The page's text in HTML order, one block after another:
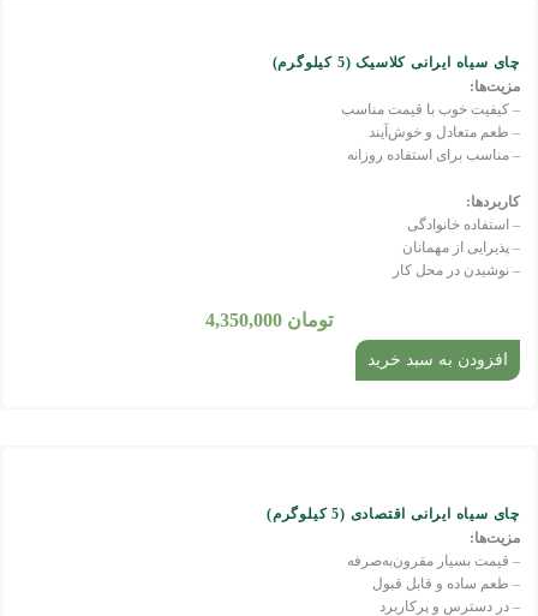
چای سیاه ایرانی کلاسیک (5 کیلوگرم)
مزیت‌ها:
– کیفیت خوب با قیمت مناسب
– طعم متعادل و خوش‌آیند
– مناسب برای استفاده روزانه
کاربردها:
– استفاده خانوادگی
– پذیرایی از مهمانان
– نوشیدن در محل کار
افزودن به سبد خرید
تومان
چای سیاه ایرانی اقتصادی (5 کیلوگرم)
مزیت‌ها:
– قیمت بسیار مقرون‌به‌صرفه
– طعم ساده و قابل قبول
– در دسترس و پرکاربرد